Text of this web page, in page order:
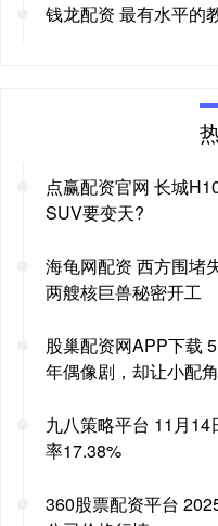
钱龙配资 最有水平的
点赢配资官网 长城
SUV要变天?
海龟网配资 西方围堵
两艘核巨兽秘密开工
股巢配资网APP下载
年偶像剧，却让小配
九八策略平台 11月
率17.38%
360股票配资平台